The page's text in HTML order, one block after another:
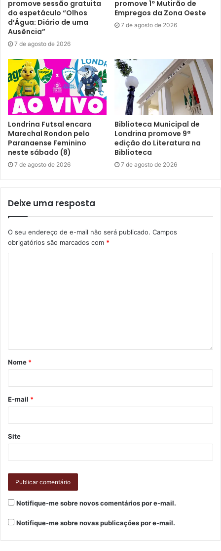
Conferência Municipal –
A Conferência Municipal dos
Direitos da Pessoa com Deficiência terá como tema
central “Os Direitos da Pessoa com Deficiência e a
Importância do Conselho Municipal na Garantia da
Cidadania”. O encontro pretende sensibilizar a sociedade
sobre o papel do CMDPD como instância de controle
social e fortalecimento das políticas públicas, além de
debater e propor ações voltadas à inclusão, acessibilidade
e garantia de direitos para as pessoas com deficiência.
Texto: Thiago Paes, sob supervisão dos jornalistas do
Núcleo de Comunicação (N.Com) da Prefeitura de
Londrina.
Etiquetas CMDPD
CMEI Valéria Veronesi
promove sessão gratuita
do espetáculo “Olhos
d’Água: Diário de uma
Ausência”
7 de agosto de 2026
promove 1º Mutirão de
Empregos da Zona Oeste
7 de agosto de 2026
Londrina Futsal encara
Marechal Rondon pelo
Paranaense Feminino
neste sábado (8)
7 de agosto de 2026
Biblioteca Municipal de
Londrina promove 9ª
edição do Literatura na
Biblioteca
7 de agosto de 2026
Deixe uma resposta
O seu endereço de e-mail não será publicado. Campos
obrigatórios são marcados com *
Nome *
E-mail *
Site
Notifique-me sobre novos comentários por e-mail.
Notifique-me sobre novas publicações por e-mail.